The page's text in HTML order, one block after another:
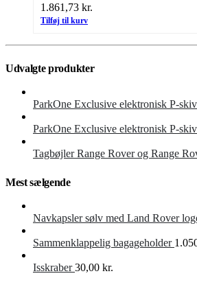
1.861,73 kr.
Tilføj til kurv
Udvalgte produkter
ParkOne Exclusive elektronisk P-
ParkOne Exclusive elektronisk P-
Tagbøjler Range Rover og Range
Mest sælgende
Navkapsler sølv med Land Rover
Sammenklappelig bagageholder
Isskraber 30,00 kr.